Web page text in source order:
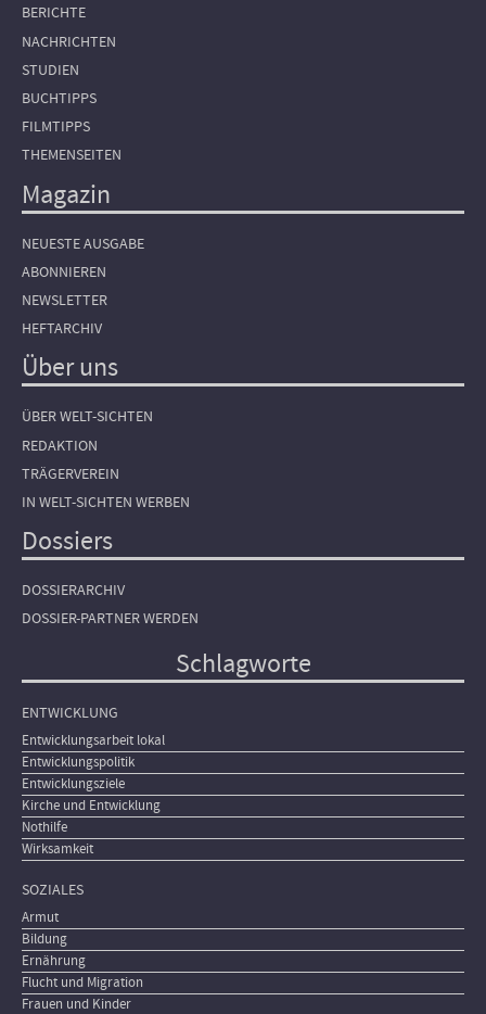
BERICHTE
NACHRICHTEN
STUDIEN
BUCHTIPPS
FILMTIPPS
THEMENSEITEN
Magazin
NEUESTE AUSGABE
ABONNIEREN
NEWSLETTER
HEFTARCHIV
Über uns
ÜBER WELT-SICHTEN
REDAKTION
TRÄGERVEREIN
IN WELT-SICHTEN WERBEN
Dossiers
DOSSIERARCHIV
DOSSIER-PARTNER WERDEN
Schlagworte
ENTWICKLUNG
Entwicklungsarbeit lokal
Entwicklungspolitik
Entwicklungsziele
Kirche und Entwicklung
Nothilfe
Wirksamkeit
SOZIALES
Armut
Bildung
Ernährung
Flucht und Migration
Frauen und Kinder